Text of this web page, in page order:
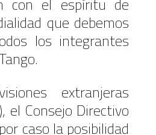
con el espíritu de
que debemos
los integrantes
extranjeras
el Consejo Directivo
caso la posibilidad